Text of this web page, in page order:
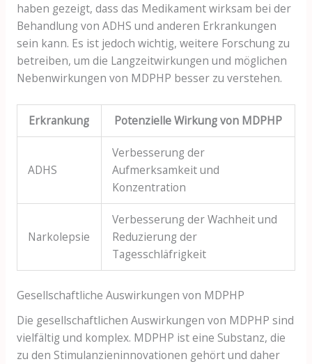
haben gezeigt, dass das Medikament wirksam bei der
Behandlung von ADHS und anderen Erkrankungen
sein kann. Es ist jedoch wichtig, weitere Forschung zu
betreiben, um die Langzeitwirkungen und möglichen
Nebenwirkungen von MDPHP besser zu verstehen.
Erkrankung Potenzielle Wirkung von MDPHP
ADHS
Verbesserung der
Aufmerksamkeit und
Konzentration
Narkolepsie
Verbesserung der Wachheit und
Reduzierung der
Tagesschläfrigkeit
Gesellschaftliche Auswirkungen von MDPHP
Die gesellschaftlichen Auswirkungen von MDPHP sind
vielfältig und komplex. MDPHP ist eine Substanz, die
zu den Stimulanzieninnovationen gehört und daher